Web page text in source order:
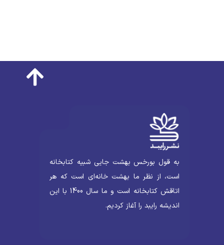
به قول بورخس بهشت جایی شبیه کتابخانه
است، از نظر ما بهشت خانه‌ای است که هر
اتاقش کتابخانه است و ما سال 1400 با این
اندیشه رایبد را آغاز کردیم.